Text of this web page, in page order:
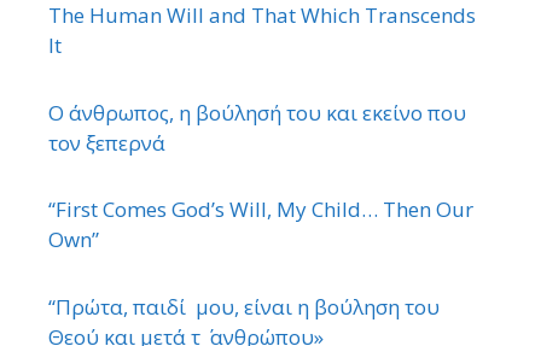
The Human Will and That Which Transcends
It
Ο άνθρωπος, η βούλησή του και εκείνο που
τον ξεπερνά
“First Comes God’s Will, My Child… Then Our
Own”
“Πρώτα, παιδί μου, είναι η βούληση του
Θεού και μετά τ ΄ ανθρώπου»